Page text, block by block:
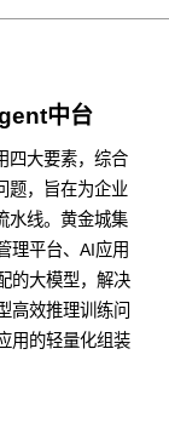
中台
四大要素，综合
题，旨在为企业
水线。黄金城集
理平台、AI应用
的大模型，解决
高效推理训练问
用的轻量化组装